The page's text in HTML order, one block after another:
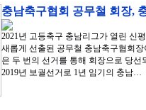
충남축구협회 공무철 회장,
2021년 고등축구 충남리그가 열린 신
새롭게 선출된 공무철 충남축구협회
은 두 번의 선거를 통해 회장으로 당
2019년 보궐선거로 1년 임기의 충남…